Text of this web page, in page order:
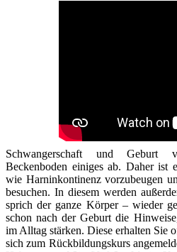
Schwangerschaft und Geburt
Beckenboden einiges ab. Daher ist
wie Harninkontinenz vorzubeugen
besuchen. In diesem werden
sprich der ganze Körper – wieder
schon nach der Geburt die
im Alltag stärken. Diese erhalten Sie
sich zum Rückbildungskurs